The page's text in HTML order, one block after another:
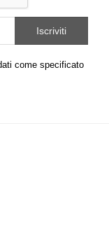
come specificato